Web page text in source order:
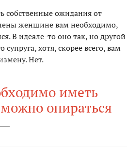
собственные ожидания от
женщине вам необходимо,
В идеале-то оно так, но другой
хотя, скорее всего, вам
Нет.
иметь
опираться